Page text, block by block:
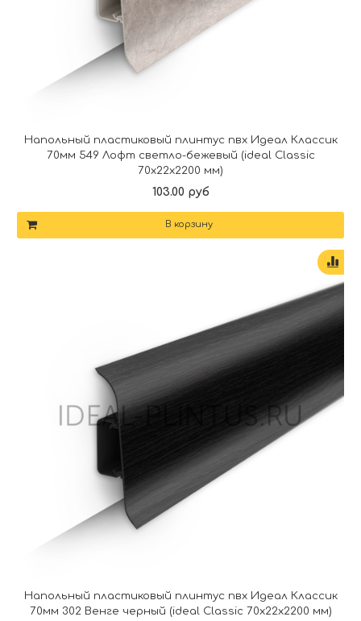
Напольный пластиковый плинтус пвх Идеал Классик
70мм 549 Лофт светло-бежевый (ideal Classic
70х22х2200 мм)
103.00 руб
В корзину
Напольный пластиковый плинтус пвх Идеал Классик
70мм 302 Венге черный (ideal Classic 70х22х2200 мм)